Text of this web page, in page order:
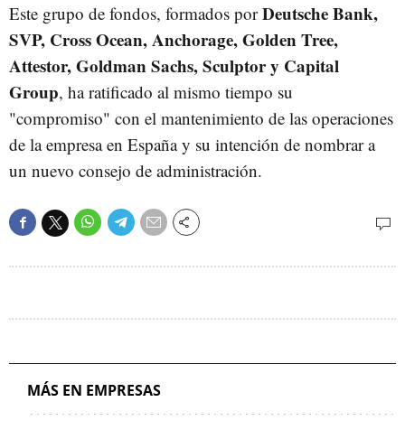
Este grupo de fondos, formados porDeutsche Bank,
SVP, Cross Ocean, Anchorage, Golden Tree,
Attestor, Goldman Sachs, Sculptor y Capital
Group, ha ratificado al mismo tiempo su
"compromiso" con el mantenimiento de las operaciones
de la empresa en España y su intención de nombrar a
un nuevo consejo de administración.
MÁS EN EMPRESAS